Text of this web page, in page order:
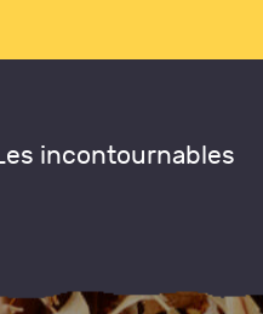
incontournables